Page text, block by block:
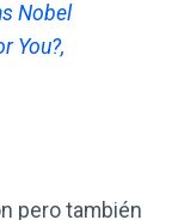
Nobel
You?,
pero también